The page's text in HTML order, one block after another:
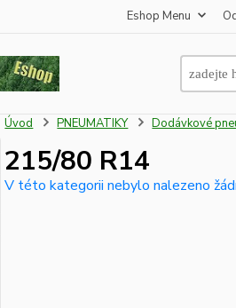
Eshop Menu
Úvod PNEUMATIKY Dodávkové
215/80 R14
V této kategorii nebylo nalezeno